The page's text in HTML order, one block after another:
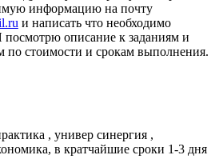
информацию на почту
и написать что необходимо
описание к заданиям и
по стоимости и срокам выполнения.
, универ синергия ,
в кратчайшие сроки 1-3 дня